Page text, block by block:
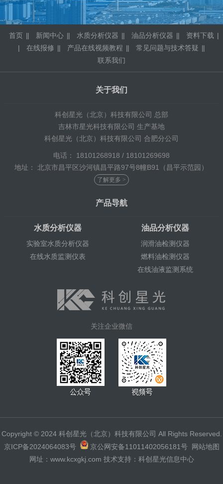
首页 | 新闻中心 | 水质分析仪器 | 油品分析仪器 |
资料下载
|
在线报修 | 产品在线视频教程 | 常见问题与技术答疑
|
联系我们
关于我们
科创星光（北京）科技有限公司 总部
吉林市星光科技有限公司 生产基地
科创星光（北京）科技有限公司 合肥分公司
电话： 18101268918 / 18101269698
地址： 北京市昌平区沙河镇昌平路97号8幢B91（昌平示范园）
了解更多 >
产品导航
水质分析仪器
实验室水质分析仪器
在线水质监测仪表
油品分析仪器
润滑油检测仪器
燃料油检测仪器
在线油液监测系统
关注企业微信
Copyright © 2024 科创星光（北京）科技有限公司 All Rights Reserved.
京ICP备2024064083号
京公网安备11011402056181号
网站地图
网址：www.kcxgkj.com 技术支持：科创星光信息中心